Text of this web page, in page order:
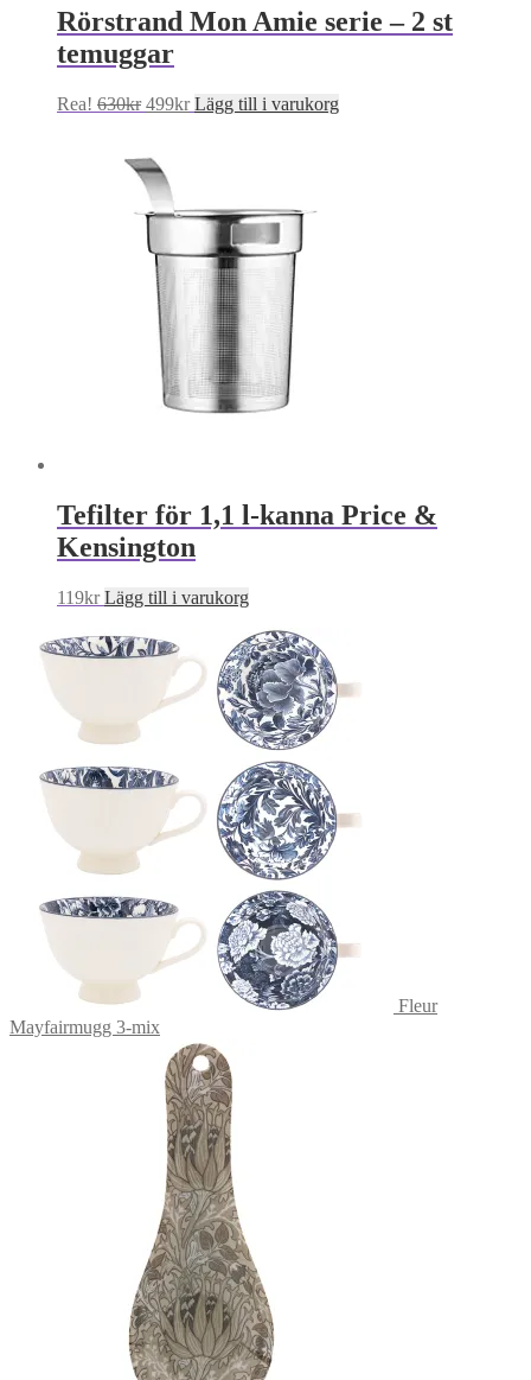
Rörstrand Mon Amie serie – 2 st
temuggar
Rea! 630kr Det
var:
630kr.
499krDet
Lägg till i varukorg
Tefilter för 1,1 l-kanna Price &
Kensington
119kr Lägg till i varukorg
Fleur
Mayfairmugg 3-mix